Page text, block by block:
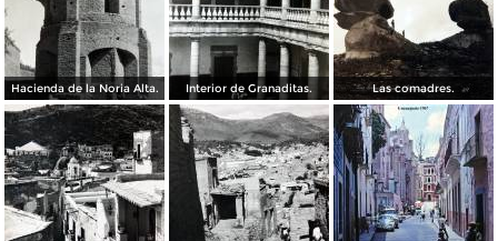
Hacienda de la Noria Alta. Interior de Granaditas. Las comadres.